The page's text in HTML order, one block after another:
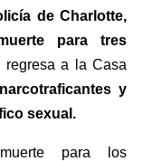
mitin ante la Fraternidad de Policía de Charlotte,
para tres
a la Casa
y
sexual.
para los